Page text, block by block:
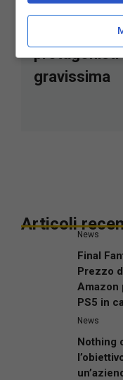
Marvel nei
protagonisti
gravissima
Articoli
News
Final
Prezzo
Amazon
PS5 in
News
Nothing